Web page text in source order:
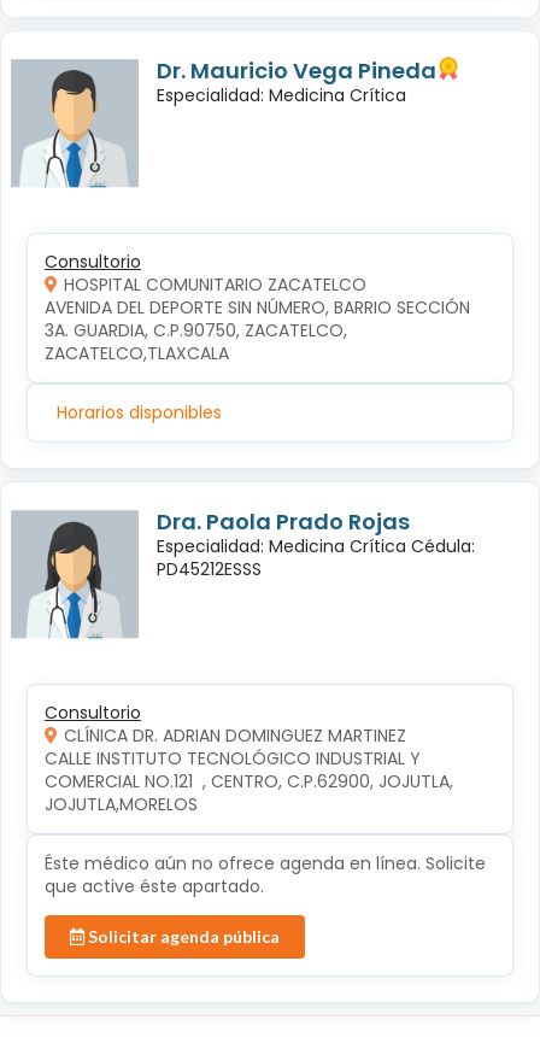
Dr. Mauricio Vega Pineda
Especialidad: Medicina Crítica
Consultorio
HOSPITAL COMUNITARIO ZACATELCO
AVENIDA DEL DEPORTE SIN NÚMERO, BARRIO SECCIÓN
3A. GUARDIA, C.P.90750, ZACATELCO,
ZACATELCO,TLAXCALA
Horarios disponibles
Dra. Paola Prado Rojas
Especialidad: Medicina Crítica Cédula:
PD45212ESSS
Consultorio
CLÍNICA DR. ADRIAN DOMINGUEZ MARTINEZ
CALLE INSTITUTO TECNOLÓGICO INDUSTRIAL Y
COMERCIAL NO.121  , CENTRO, C.P.62900, JOJUTLA,
JOJUTLA,MORELOS
Éste médico aún no ofrece agenda en línea. Solicite
que active éste apartado.
Solicitar agenda pública